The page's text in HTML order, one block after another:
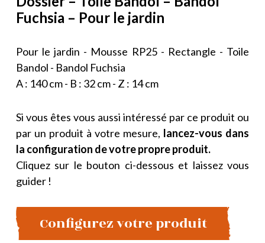
Fuchsia – Pour le jardin
Pour le jardin - Mousse RP25 - Rectangle - Toile
Bandol - Bandol Fuchsia
A : 140 cm - B : 32 cm - Z : 14 cm
Si vous êtes vous aussi intéressé par ce produit ou
par un produit à votre mesure, lancez-vous dans
la configuration de votre propre produit.
Cliquez sur le bouton ci-dessous et laissez vous
guider !
Configurez votre produit